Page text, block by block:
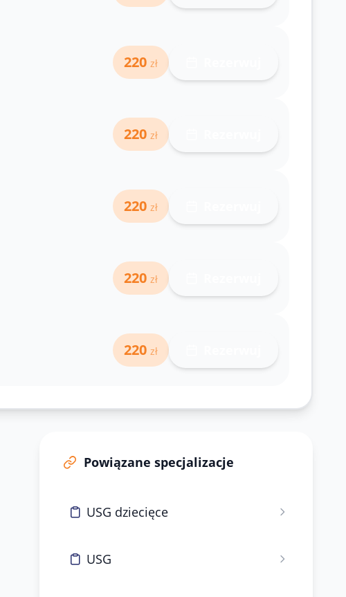
220 zł
220 zł
220 zł
220 zł
220 zł
Powiązane specjalizacje
USG dziecięce
USG